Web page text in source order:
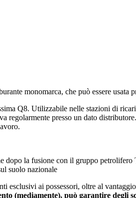
monomarca, che può essere
Q8. Utilizzabile nelle stazioni di
regolarmente presso un dato
dopo la fusione con il gruppo petrolifero
suolo nazionale
esclusivi ai possessori, oltre al
(mediamente), può garantire degli